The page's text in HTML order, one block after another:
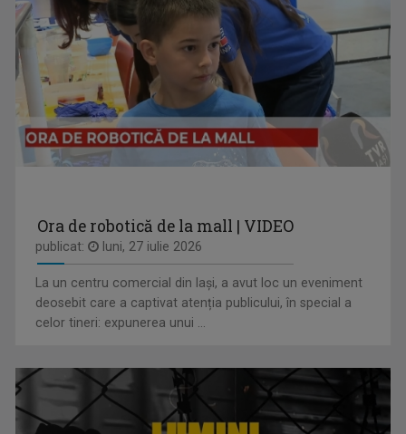
ARENA
Emisiune cu specific sportiv, care abordează ...
CĂLĂTORIE CU GUST
O călătorie culinară ce ne conectează cu ...
LAURA LUCESCU
Nu împlinise 20 de ani când a început să vadă ...
VLAD LUCIAN ARHIRE
Prezintă emisiunea Arena.
Ora de robotică de la mall | VIDEO
publicat: luni, 27 iulie 2026
La un centru comercial din Iași, a avut loc un eveniment
deosebit care a captivat atenția publicului, în special a
celor tineri: expunerea unui ...